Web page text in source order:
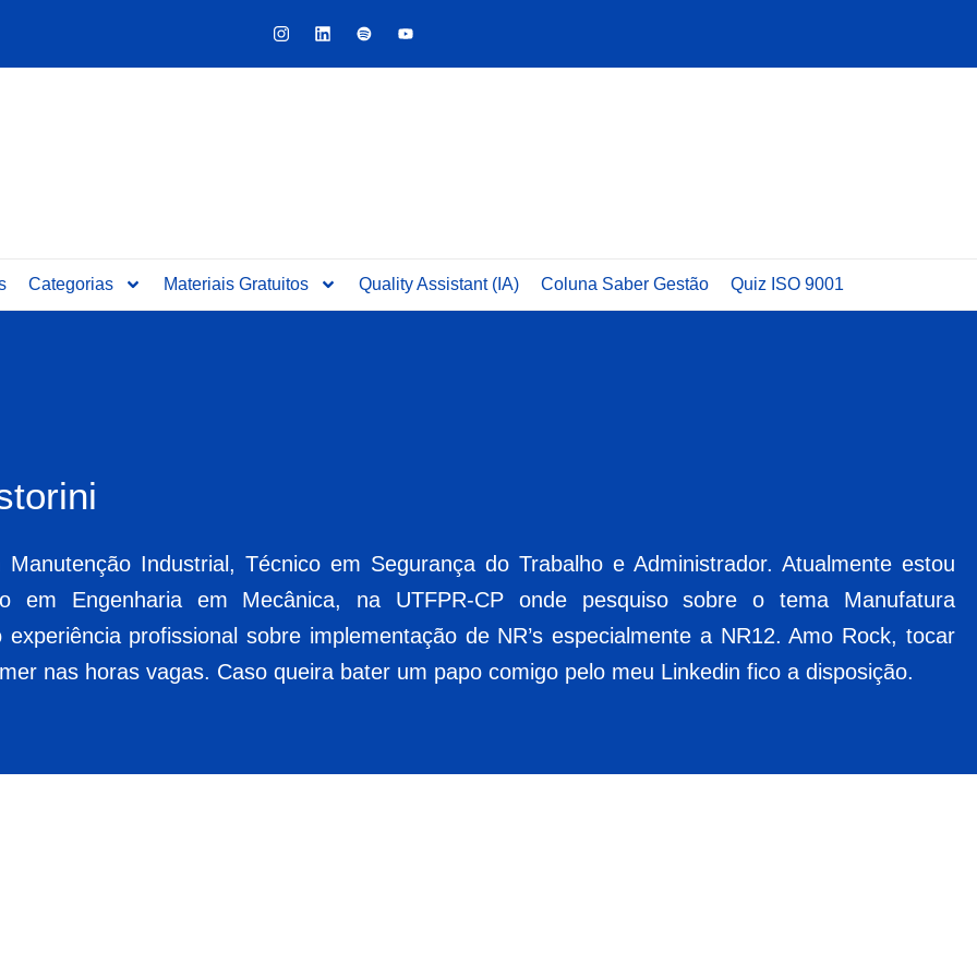
o
t
Categorias Materiais Gratuitos Quality Assistant (IA) Coluna Saber Gestão Quiz ISO 9001
Manutenção Industrial, Técnico em Segurança do Trabalho e Administrador. Atualmente estou
em Engenharia em Mecânica, na UTFPR-CP onde pesquiso sobre o tema Manufatura
experiência profissional sobre implementação de NR’s especialmente a NR12. Amo Rock, tocar
nas horas vagas. Caso queira bater um papo comigo pelo meu Linkedin fico a disposição.